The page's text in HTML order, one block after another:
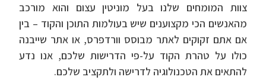
צוות המומחים שלנו בעל מוניטין עצום והוא מורכב
מהאנשים הכי מקצוענים שיש בעולמות התוכן והקוד – בין
אם אתם זקוקים לאתר מבוסס וורדפרס, או אתר שייבנה
כולו על טהרת הקוד על-פי הדרישות שלכם, אנו נדע
להתאים את הטכנולוגיה לדרישה ולתקציב שלכם.